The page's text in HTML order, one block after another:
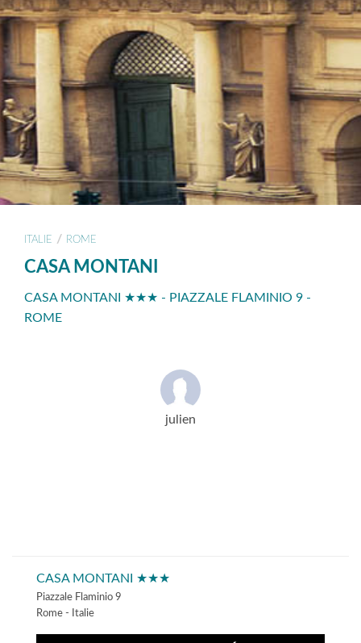
ITALIE / ROME
CASA MONTANI
CASA MONTANI ★★★ - PIAZZALE FLAMINIO 9 -
ROME
julien
CASA MONTANI ★★★
Piazzale Flaminio 9
Rome - Italie